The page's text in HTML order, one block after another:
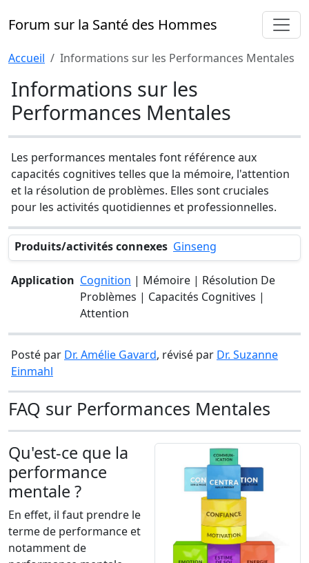
Forum sur la Santé des Hommes
Accueil Informations sur les Performances Mentales
Informations sur les
Performances Mentales
Les performances mentales font référence aux
capacités cognitives telles que la mémoire, l'attention
et la résolution de problèmes. Elles sont cruciales
pour les activités quotidiennes et professionnelles.
Produits/activités connexes Ginseng
Application Cognition | Mémoire | Résolution De
Problèmes | Capacités Cognitives |
Attention
Posté par Dr. Amélie Gavard, révisé par Dr. Suzanne
Einmahl
FAQ sur Performances Mentales
Qu'est-ce que la
performance
mentale ?
En effet, il faut prendre le
terme de performance et
notamment de